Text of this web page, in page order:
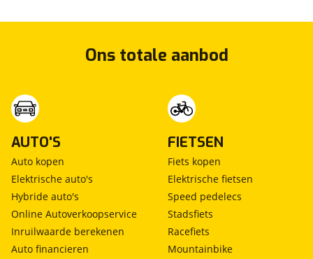
Ons totale aanbod
AUTO'S
Auto kopen
Elektrische auto's
Hybride auto's
Online Autoverkoopservice
Inruilwaarde berekenen
Auto financieren
FIETSEN
Fiets kopen
Elektrische fietsen
Speed pedelecs
Stadsfiets
Racefiets
Mountainbike